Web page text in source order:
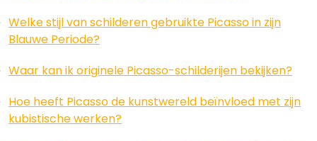
Welke stijl van schilderen gebruikte Picasso in zijn
Blauwe Periode?
Waar kan ik originele Picasso-schilderijen bekijken?
Hoe heeft Picasso de kunstwereld beïnvloed met zijn
kubistische werken?